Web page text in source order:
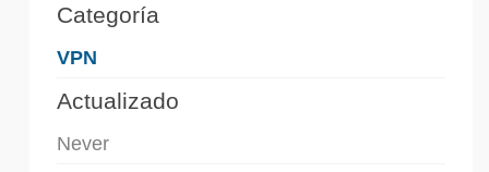
Categoría
VPN
Actualizado
Never